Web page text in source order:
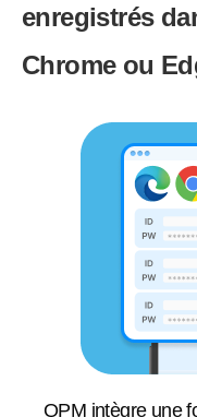
enregistrés
Chrome ou
QPM intègre une